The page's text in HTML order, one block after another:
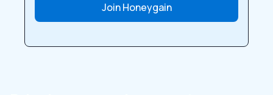
Join Honeygain